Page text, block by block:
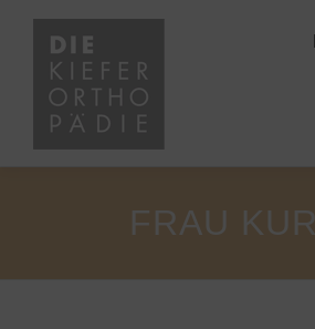
springen
FRAU